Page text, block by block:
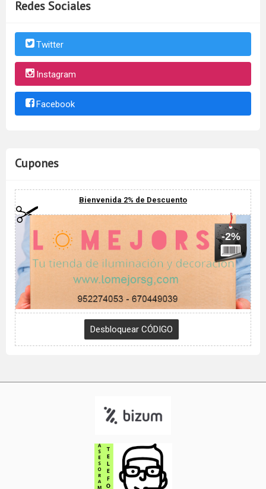
Redes Sociales
Twitter
Instagram
Facebook
Cupones
Bienvenida 2% de Descuento
-2%